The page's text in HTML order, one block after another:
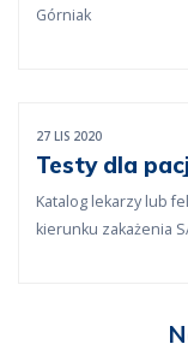
Górniak
27 LIS 2020
Testy dla
Katalog lekarzy lub
kierunku zakażenia